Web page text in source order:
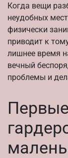
Когда вещи
неудобных
физически
приводит к
лишнее время
вечный
проблемы и